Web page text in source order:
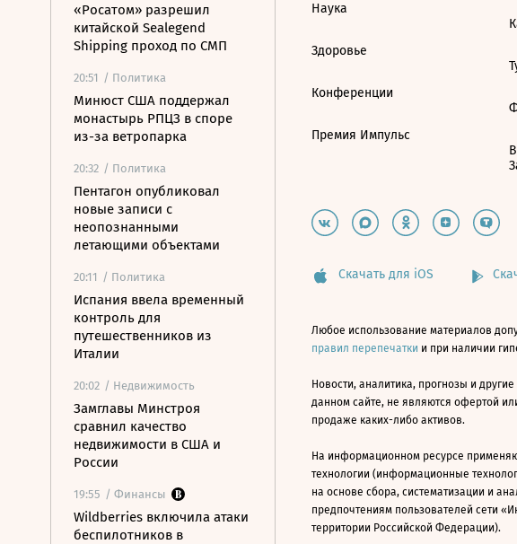
«Росатом» разрешил
китайской Sealegend
Shipping проход по СМП
20:51 / Политика
Минюст США поддержал
монастырь РПЦЗ в споре
из-за ветропарка
20:32 / Политика
Пентагон опубликовал
новые записи с
неопознанными
летающими объектами
20:11 / Политика
Испания ввела временный
контроль для
путешественников из
Италии
20:02 / Недвижимость
Замглавы Минстроя
сравнил качество
недвижимости в США и
России
19:55 / Финансы
Wildberries включила атаки
беспилотников в
Наука
Здоровье
Конференции
Премия Импульс
Скачать для iOS
Любое использование материалов
правил перепечатки и при наличии
Новости, аналитика, прогнозы и
данном сайте, не являются офертой
продаже каких-либо активов.
На информационном ресурсе
технологии (информационные
на основе сбора, систематизации и
предпочтениям пользователей сети
территории Российской Федерации).